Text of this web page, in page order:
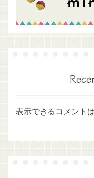
表示できるコメント